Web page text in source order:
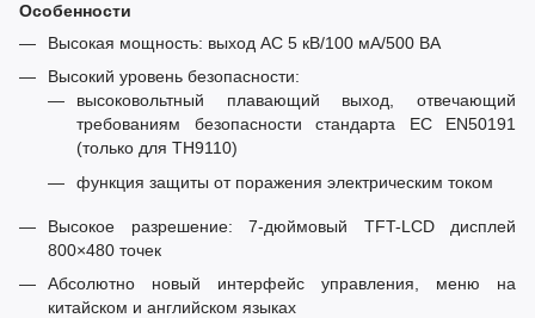
Особенности
Высокая мощность: выход AC 5 кВ/100 мА/500 ВА
Высокий уровень безопасности:
высоковольтный плавающий выход, отвечающий
требованиям безопасности стандарта ЕС EN50191
(только для TH9110)
функция защиты от поражения электрическим током
Высокое разрешение: 7-дюймовый TFT-LCD дисплей
800×480 точек
Абсолютно новый интерфейс управления, меню на
китайском и английском языках